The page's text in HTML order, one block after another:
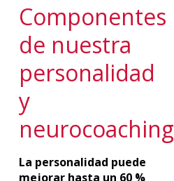
Componentes
de nuestra
personalidad
y
neurocoaching
La personalidad puede
mejorar hasta un 60 %